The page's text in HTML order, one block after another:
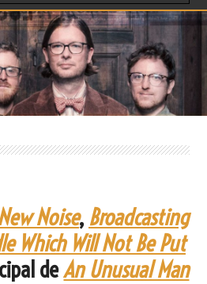
Noise, Broadcasting
Which Will Not Be Put
deAn Unusual Man